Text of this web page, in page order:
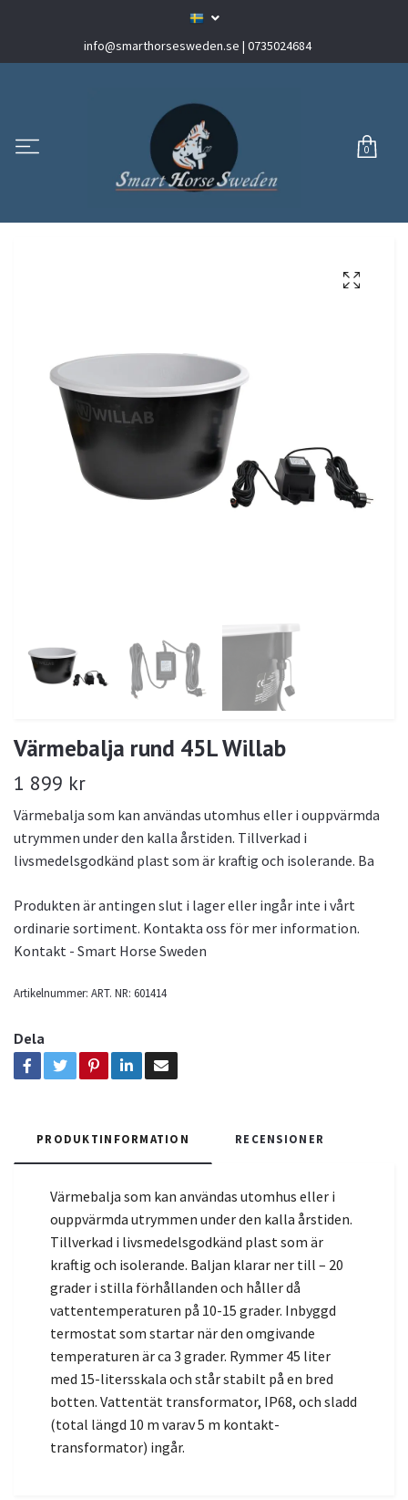
info@smarthorsesweden.se | 0735024684
0
Värmebalja rund 45L Willab
1 899 kr
Värmebalja som kan användas utomhus eller i ouppvärmda
utrymmen under den kalla årstiden. Tillverkad i
livsmedelsgodkänd plast som är kraftig och isolerande. Ba
Produkten är antingen slut i lager eller ingår inte i vårt
ordinarie sortiment. Kontakta oss för mer information.
Kontakt - Smart Horse Sweden
Artikelnummer: ART. NR: 601414
Dela
PRODUKTINFORMATION RECENSIONER
Värmebalja som kan användas utomhus eller i
ouppvärmda utrymmen under den kalla årstiden.
Tillverkad i livsmedelsgodkänd plast som är
kraftig och isolerande. Baljan klarar ner till – 20
grader i stilla förhållanden och håller då
vattentemperaturen på 10-15 grader. Inbyggd
termostat som startar när den omgivande
temperaturen är ca 3 grader. Rymmer 45 liter
med 15-litersskala och står stabilt på en bred
botten. Vattentät transformator, IP68, och sladd
(total längd 10 m varav 5 m kontakt-
transformator) ingår.